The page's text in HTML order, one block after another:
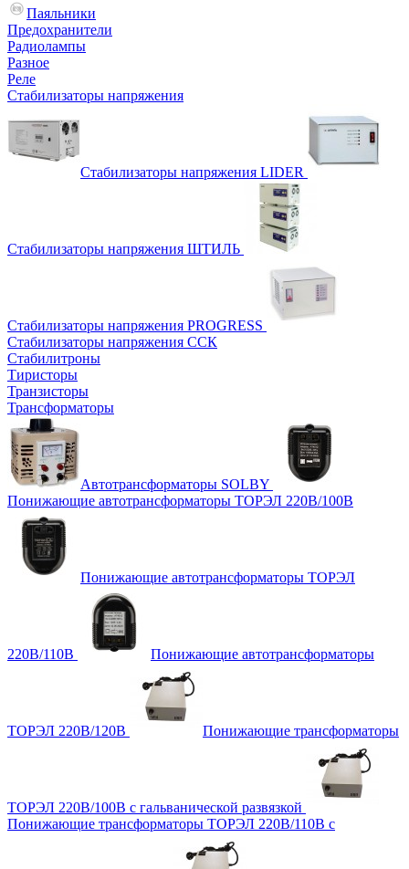
Паяльники
Предохранители
Радиолампы
Разное
Реле
Стабилизаторы напряжения
Стабилизаторы напряжения LIDER
Стабилизаторы напряжения ШТИЛЬ
Стабилизаторы напряжения PROGRESS
Стабилизаторы напряжения ССК
Стабилитроны
Тиристоры
Транзисторы
Трансформаторы
Автотрансформаторы SOLBY
Понижающие автотрансформаторы ТОРЭЛ 220В/100В
Понижающие автотрансформаторы ТОРЭЛ
220В/110В Понижающие автотрансформаторы
ТОРЭЛ 220В/120В Понижающие трансформаторы
ТОРЭЛ 220В/100В с гальванической развязкой
Понижающие трансформаторы ТОРЭЛ 220В/110В с